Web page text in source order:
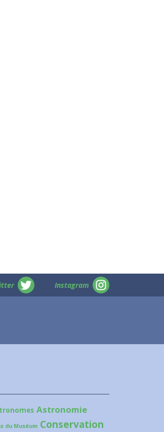
Instagram
Astronomie
du Muséum Conservation